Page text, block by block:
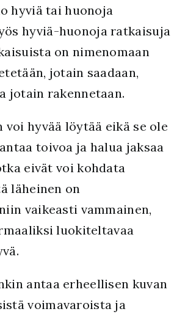
hyviä tai huonoja
hyviä-huonoja ratkaisuja
on nimenomaan
jotain saadaan,
jotain rakennetaan.
hyvää löytää eikä se ole
toivoa ja halua jaksaa
eivät voi kohdata
läheinen on
vaikeasti vammainen,
luokiteltavaa
antaa erheellisen kuvan
voimavaroista ja